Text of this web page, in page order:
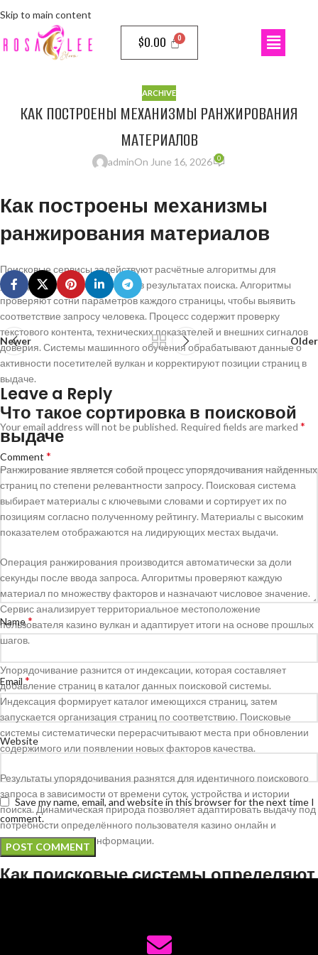
Skip to main content
$0.00
ARCHIVE
КАК ПОСТРОЕНЫ МЕХАНИЗМЫ РАНЖИРОВАНИЯ
МАТЕРИАЛОВ
adminOn June 16, 2026 0
Как построены механизмы
ранжирования материалов
Поисковые сервисы задействуют расчётные алгоритмы для
упорядочивания веб-страниц в результатах поиска. Алгоритмы
проверяют сотни параметров каждого страницы, чтобы выявить
соответствие запросу человека. Процесс содержит проверку
текстового контента, технических показателей и внешних сигналов
доверия. Системы машинного обучения обрабатывают данные о
активности посетителей вулкан и корректируют позиции страниц в
выдаче.
Что такое сортировка в поисковой
выдаче
Ранжирование является собой процесс упорядочивания найденных
страниц по степени релевантности запросу. Поисковая система
выбирает материалы с ключевыми словами и сортирует их по
позициям согласно полученному рейтингу. Материалы с высоким
показателем отображаются на лидирующих местах выдачи.
Операция ранжирования производится автоматически за доли
секунды после ввода запроса. Алгоритмы проверяют каждую
материал по множеству факторов и назначают числовое значение.
Сервис анализирует территориальное местоположение
пользователя казино вулкан и адаптирует итоги на основе прошлых
шагов.
Упорядочивание разнится от индексации, которая составляет
добавление страниц в каталог данных поисковой системы.
Индексация формирует каталог имеющихся страниц, затем
запускается организация страниц по соответствию. Поисковые
системы систематически перерасчитывают места при обновлении
содержимого или появлении новых факторов качества.
Результаты упорядочивания разнятся для идентичного поискового
запроса в зависимости от времени суток, устройства и истории
поиска. Динамическая природа позволяет адаптировать выдачу под
потребности определённого пользователя казино онлайн и
повышать точность информации.
Как поисковые системы определяют
содержимого документа. Алгоритмы выявляют ключевые
Newer Older
Leave a Reply
Your email address will not be published. Required fields are marked *
Comment *
Name*
Email *
Website
Save my name, email, and website in this browser for the next time I
comment.